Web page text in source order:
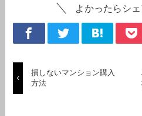
よかったらシェ
損しないマンション購入
方法